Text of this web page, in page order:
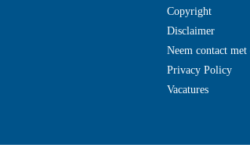
Copyright
Disclaimer
Neem contact met
Privacy Policy
Vacatures